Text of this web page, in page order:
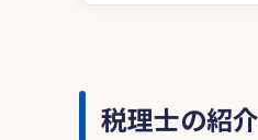
税理士の紹